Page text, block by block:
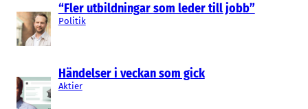
“Fler utbildningar som leder till jobb”
Politik
Händelser i veckan som gick
Aktier